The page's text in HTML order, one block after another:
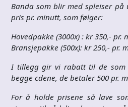
Banda som blir med spleiser på
pris pr. minutt, som følger:
Hovedpakke (3000x) : kr 350,- pr.
Bransjepakke (500x): kr 250,- pr.
I tillegg gir vi rabatt til de
begge cdene, de betaler 500 pr.
For å holde prisene så lave